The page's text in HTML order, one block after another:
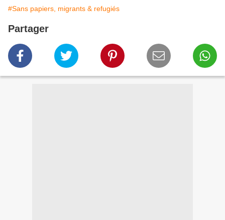
#Sans papiers, migrants & refugiés
Partager